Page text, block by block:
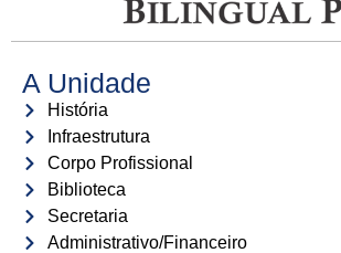
A Unidade
História
Infraestrutura
Corpo Profissional
Biblioteca
Secretaria
Administrativo/Financeiro